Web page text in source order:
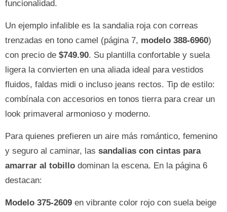
funcionalidad.
Un ejemplo infalible es la sandalia roja con correas
trenzadas en tono camel (página 7, modelo 388-6960)
con precio de $749.90. Su plantilla confortable y suela
ligera la convierten en una aliada ideal para vestidos
fluidos, faldas midi o incluso jeans rectos. Tip de estilo:
combínala con accesorios en tonos tierra para crear un
look primaveral armonioso y moderno.
Para quienes prefieren un aire más romántico, femenino
y seguro al caminar, las sandalias con cintas para
amarrar al tobillo dominan la escena. En la página 6
destacan:
Modelo 375-2609 en vibrante color rojo con suela beige